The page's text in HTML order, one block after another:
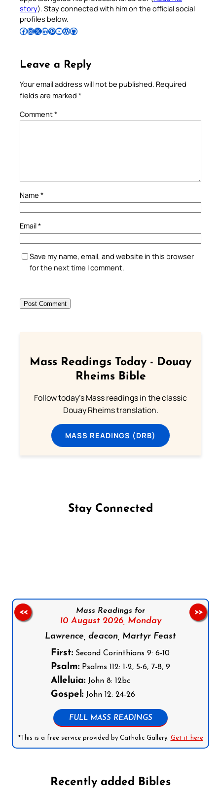
story). Stay connected with him on the official social
profiles below.
Follow Pradeep on Facebook Follow Pradeep on InstagramFollow Pradeep on X Follow Pradeep on LinkedIn Follow Pradeep on Pinterest Subscribe to Pradeep’s Youtube Channel Follow Pradeep on WordPress Follow Pradeep on GitHub
Leave a Reply
Your email address will not be published. Required
fields are marked *
Comment*
Name *
Email*
Save my name, email, and website in this browser
for the next time I comment.
Mass Readings Today - Douay
Rheims Bible
Follow today's Mass readings in the classic
Douay Rheims translation.
MASS READINGS (DRB)
Stay Connected
Mass Readings for
10 August 2026, Monday
Lawrence, deacon, Martyr Feast
First: Second Corinthians 9: 6-10
Psalm: Psalms 112: 1-2, 5-6, 7-8, 9
Alleluia: John 8: 12bc
Gospel: John 12: 24-26
FULL MASS READINGS
*This is a free service provided by Catholic Gallery. Get it here
<< >>
Recently added Bibles